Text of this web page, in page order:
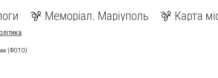
Меморіал. Маріуполь Карта
(ФОТО)